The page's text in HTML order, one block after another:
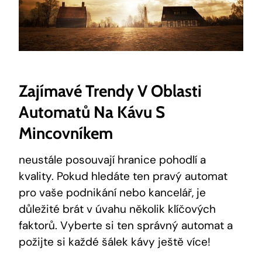
Zajímavé Trendy V Oblasti
Automatů Na Kávu S
Mincovníkem
neustále posouvají hranice pohodlí a
kvality. Pokud hledáte ten pravý automat
pro vaše podnikání nebo kancelář, je
důležité brát v úvahu několik klíčových
faktorů. Vyberte si ten správný automat a
požijte si každé šálek kávy ještě více!